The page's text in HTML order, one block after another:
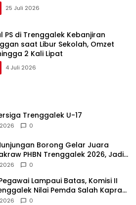
25 Juli 2026
PS di Trenggalek Kebanjiran
saat Libur Sekolah, Omzet
2 Kali Lipat
4 Juli 2026
Trenggalek U-17
0
Borong Gelar Juara
PHBN Trenggalek 2026, Jadi
POPDA Jatim
0
Lampaui Batas, Komisi II
Nilai Pemda Salah Kaprah
0